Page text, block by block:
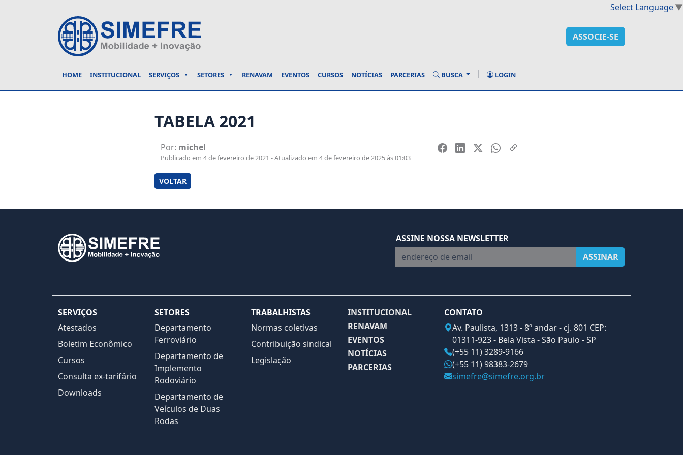
Select Language▼
ASSOCIE-SE
HOME INSTITUCIONAL SERVIÇOS SETORES RENAVAM EVENTOS CURSOS NOTÍCIAS PARCERIAS BUSCA LOGIN
TABELA 2021
Por: michel
Publicado em 4 de fevereiro de 2021 - Atualizado em 4 de fevereiro de 2025 às 01:03
VOLTAR
ASSINE NOSSA NEWSLETTER
endereço de email
ASSINAR
SERVIÇOS
Atestados
Boletim Econômico
Cursos
Consulta ex-tarifário
Downloads
SETORES
Departamento
Ferroviário
Departamento de
Implemento
Rodoviário
Departamento de
Veículos de Duas
Rodas
TRABALHISTAS
Normas coletivas
Contribuição sindical
Legislação
INSTITUCIONAL
RENAVAM
EVENTOS
NOTÍCIAS
PARCERIAS
CONTATO
Av. Paulista, 1313 - 8º andar - cj. 801 CEP:
01311-923 - Bela Vista - São Paulo - SP
(+55 11) 3289-9166
(+55 11) 98383-2679
simefre@simefre.org.br